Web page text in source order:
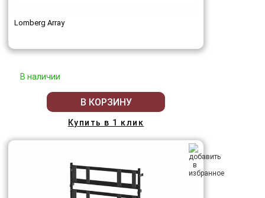
Lomberg Array
В наличии
В КОРЗИНУ
Купить в 1 клик